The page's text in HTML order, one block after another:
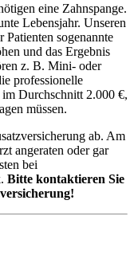
eine Zahnspange.
Lebensjahr. Unseren
sogenannte
und das Ergebnis
z. B. Mini- oder
professionelle
Durchschnitt 2.000 €,
müssen.
ab. Am
angeraten oder gar
bei
Bitte kontaktieren Sie